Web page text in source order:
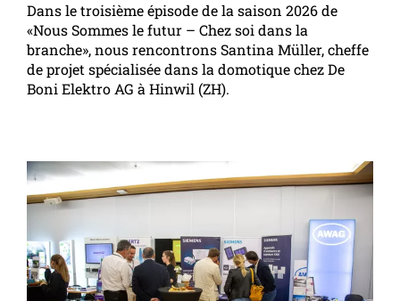
Dans le troisième épisode de la saison 2026 de
«Nous Sommes le futur – Chez soi dans la
branche», nous rencontrons Santina Müller, cheffe
de projet spécialisée dans la domotique chez De
Boni Elektro AG à Hinwil (ZH).